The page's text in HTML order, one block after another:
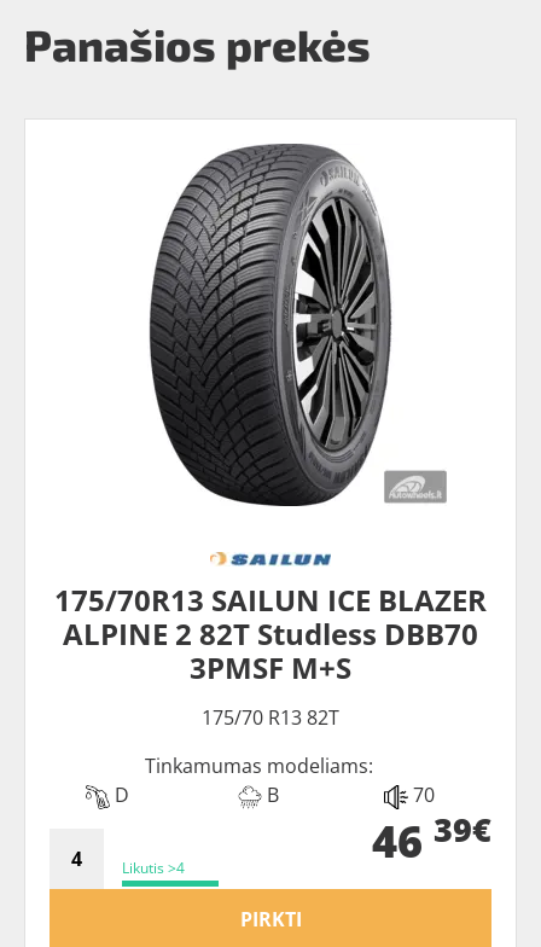
Panašios prekės
175/70R13 SAILUN ICE BLAZER
ALPINE 2 82T Studless DBB70
3PMSF M+S
175/70 R13 82T
Tinkamumas modeliams:
D
B 70
Likutis >4 46 39€
PIRKTI